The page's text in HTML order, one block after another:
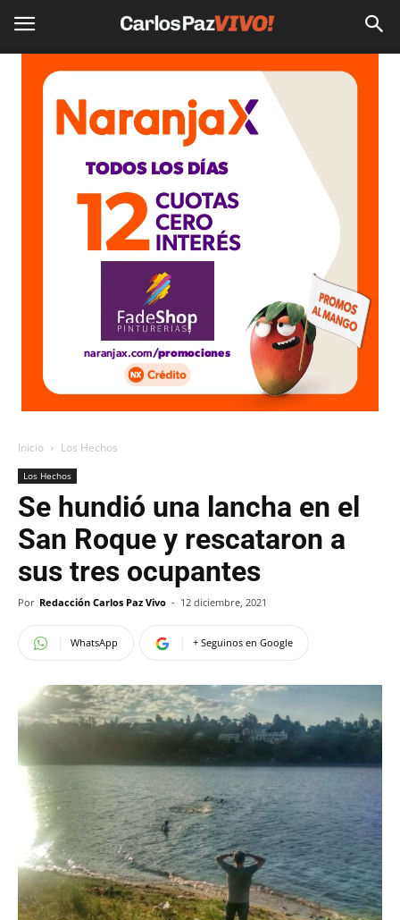
Inicio Los Hechos
Los Hechos
Se hundió una lancha en el
San Roque y rescataron a
sus tres ocupantes
Por Redacción Carlos Paz Vivo - 12 diciembre, 2021
WhatsApp + Seguinos en Google